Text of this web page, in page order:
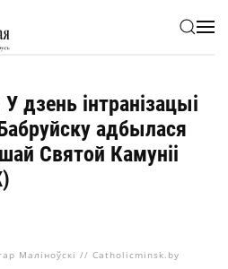
інтранізацыі
адбылася
Святой Камуніі
Маліноўскі // Catholicminsk.by